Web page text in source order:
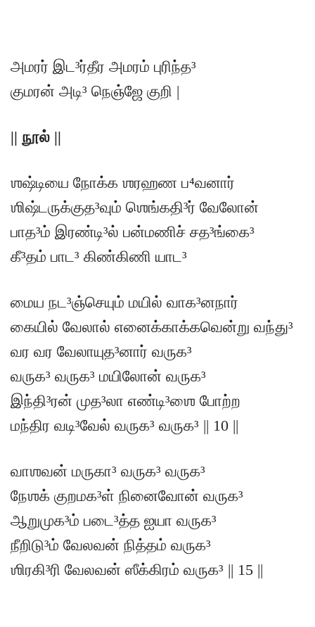
அமரர் இட³ர்தீர அமரம் புரிந்த³
குமரன் அடி³ நெஞ்ஜே குறி |
|| நூல் ||
ஶஷ்டியை நோக்க ஶரஹண ப⁴வனார்
ஶிஷ்டருக்குத³வும் ஶெங்கதி³ர் வேலோன்
பாத³ம் இரண்டி³ல் பன்மணிச் சத³ங்கை³
கீ³தம் பாட³ கிண்கிணி யாட³
மைய நட³ஞ்செயும் மயில் வாக³னநார்
கையில் வேலால் எனைக்காக்கவென்று வந்து³
வர வர வேலாயுத³னார் வருக³
வருக³ வருக³ மயிலோன் வருக³
இந்தி³ரன் முத³லா எண்டி³ஶை போற்ற
மந்திர வடி³வேல் வருக³ வருக³ || 10 ||
வாஶவன் மருகா³ வருக³ வருக³
நேஶக் குறமக³ள் நினைவோன் வருக³
ஆறுமுக³ம் படை³த்த ஐயா வருக³
நீறிடு³ம் வேலவன் நித்தம் வருக³
ஶிரகி³ரி வேலவன் ஸீக்கிரம் வருக³ || 15 ||